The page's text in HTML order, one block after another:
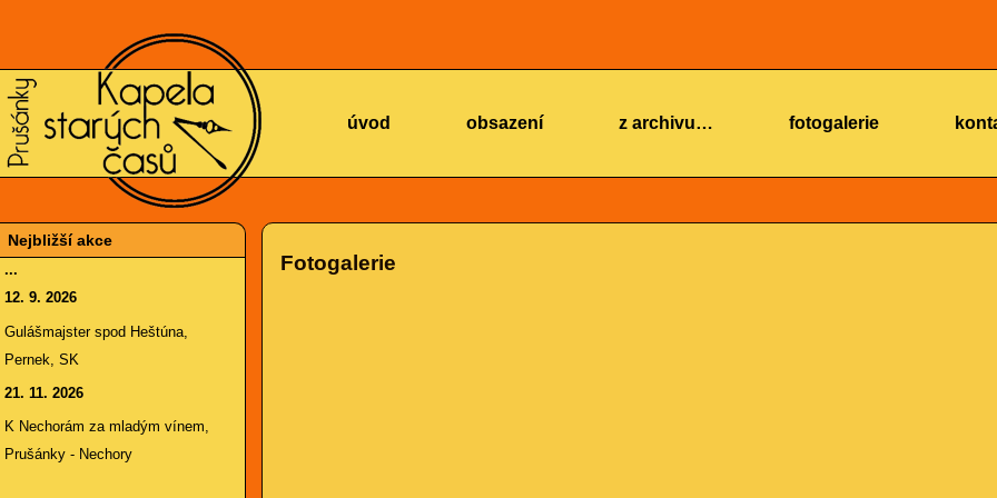
KAPELA
STARÝCH
úvod obsazení z archivu… fotogalerie
Nejbližší akce
...
12. 9. 2026
Gulášmajster spod Heštúna,
Pernek, SK
21. 11. 2026
K Nechorám za mladým vínem,
Prušánky - Nechory
Fotogalerie